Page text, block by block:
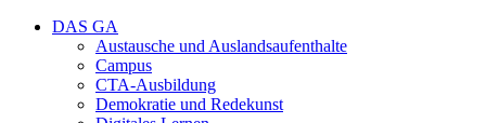
DAS GA
Austausche und Auslandsaufenthalte
Campus
CTA-Ausbildung
Demokratie und Redekunst